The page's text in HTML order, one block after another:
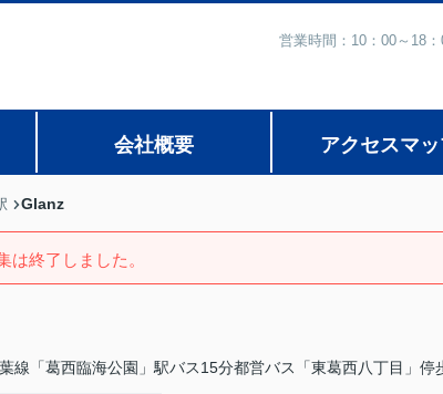
営業時間：10：00～18
会社概要 アクセスマ
Glanz
は終了しました。
線「葛西臨海公園」駅バス15分都営バス「東葛西八丁目」停